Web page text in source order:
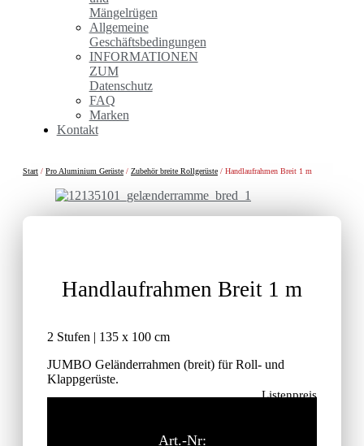
Mängelrügen
Allgemeine
Geschäftsbedingungen
INFORMATIONEN
ZUM
Datenschutz
FAQ
Marken
Kontakt
Start / Pro Aluminium Gerüste / Zubehör breite Rollgerüste / Handlaufrahmen Breit 1 m
Handlaufrahmen Breit 1 m
2 Stufen | 135 x 100 cm
JUMBO Geländerrahmen (breit) für Roll- und
Klappgerüste.
Listenpreis
Art.-Nr: